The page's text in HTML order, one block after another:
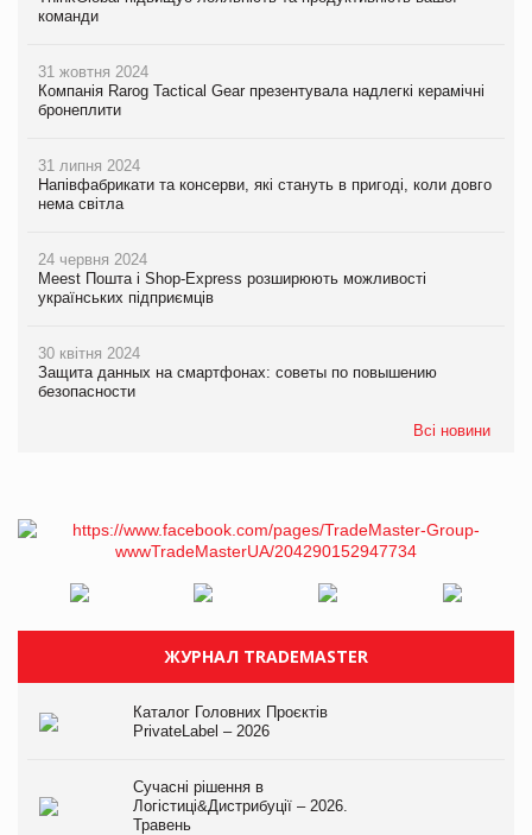
команди
31 жовтня 2024
Компанія Rarog Tactical Gear презентувала надлегкі керамічні
бронеплити
31 липня 2024
Напівфабрикати та консерви, які стануть в пригоді, коли довго
нема світла
24 червня 2024
Meest Пошта і Shop-Express розширюють можливості
українських підприємців
30 квітня 2024
Защита данных на смартфонах: советы по повышению
безопасности
Всі новини
ЖУРНАЛ TRADEMASTER
Каталог Головних Проєктів
PrivateLabel – 2026
Сучасні рішення в
Логістиці&Дистрибуції – 2026.
Травень